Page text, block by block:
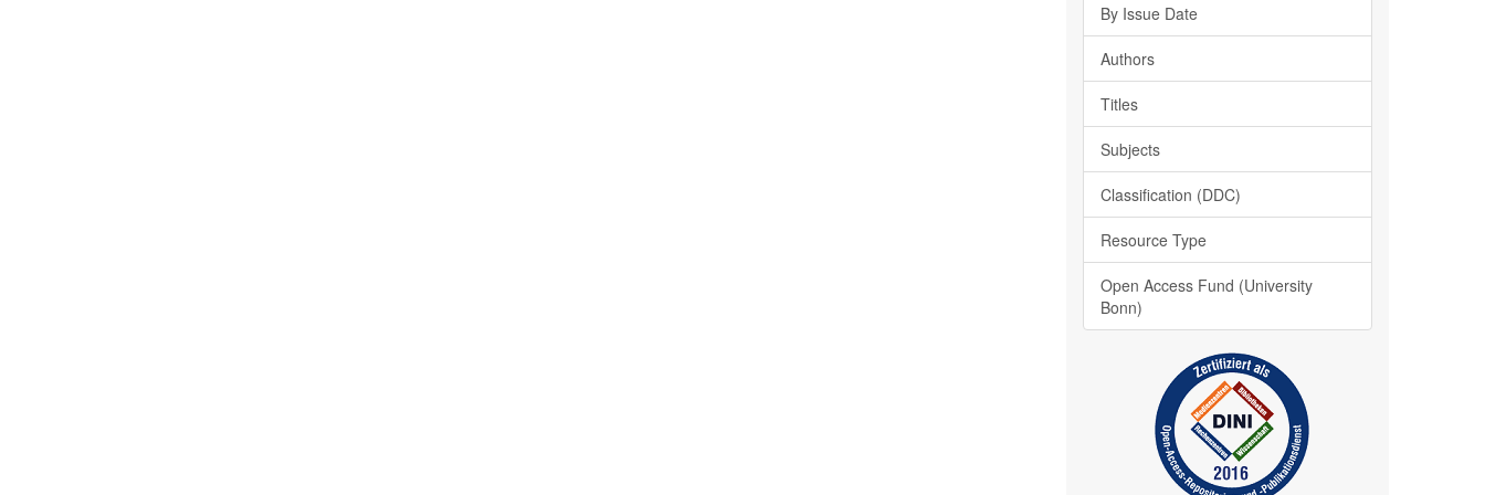
By Issue Date
Authors
Titles
Subjects
Classification (DDC)
Resource Type
Open Access Fund (University
Bonn)